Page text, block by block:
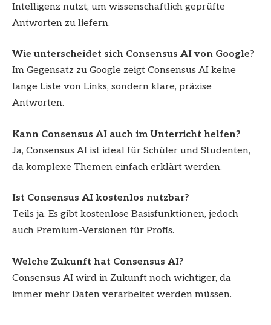
Intelligenz nutzt, um wissenschaftlich geprüfte
Antworten zu liefern.
Wie unterscheidet sich Consensus AI von Google?
Im Gegensatz zu Google zeigt Consensus AI keine
lange Liste von Links, sondern klare, präzise
Antworten.
Kann Consensus AI auch im Unterricht helfen?
Ja, Consensus AI ist ideal für Schüler und Studenten,
da komplexe Themen einfach erklärt werden.
Ist Consensus AI kostenlos nutzbar?
Teils ja. Es gibt kostenlose Basisfunktionen, jedoch
auch Premium-Versionen für Profis.
Welche Zukunft hat Consensus AI?
Consensus AI wird in Zukunft noch wichtiger, da
immer mehr Daten verarbeitet werden müssen.